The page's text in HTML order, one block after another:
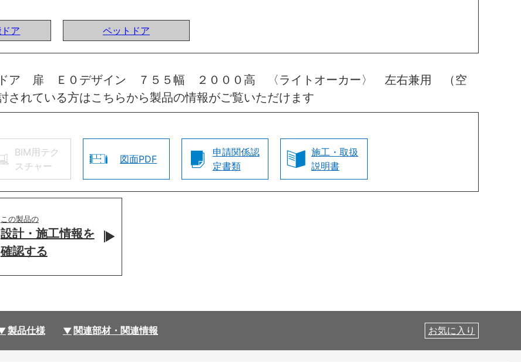
ア ペットドア
ア 扉 Ｅ０デザイン ７５５幅 ２０００高 〈ライトオーカー〉 左右兼用 （空
れている方はこちらから製品の情報がご覧いただけます
BIM用テク
スチャー
図面PDF
申請関係認
定書類
施工・取扱
説明書
この製品の
設計・施工情報を
確認する
製品仕様 関連部材・関連情報 お気に入り